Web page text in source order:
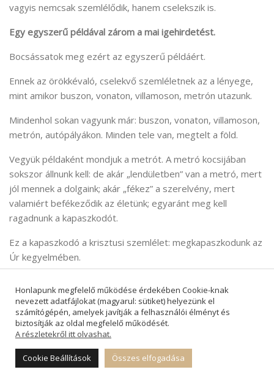
vagyis nemcsak szemlélődik, hanem cselekszik is.
Egy egyszerű példával zárom a mai igehirdetést.
Bocsássatok meg ezért az egyszerű példáért.
Ennek az örökkévaló, cselekvő szemléletnek az a lényege,
mint amikor buszon, vonaton, villamoson, metrón utazunk.
Mindenhol sokan vagyunk már: buszon, vonaton, villamoson,
metrón, autópályákon. Minden tele van, megtelt a föld.
Vegyük példaként mondjuk a metrót. A metró kocsijában
sokszor állnunk kell: de akár „lendületben” van a metró, mert
jól mennek a dolgaink; akár „fékez” a szerelvény, mert
valamiért befékeződik az életünk; egyaránt meg kell
ragadnunk a kapaszkodót.
Ez a kapaszkodó a krisztusi szemlélet: megkapaszkodunk az
Úr kegyelmében.
aki Jézus Krisztus keze által megragadott bennünket (Filippi
3,12), és ez a kéz soha nem engedi el a miénket. Az Úr
szeretetétől senki és semmi el nem választhat minket
(Róma 8,38–39).
Áldott legyen ezért a mindenható Isten!
Honlapunk megfelelő működése érdekében Cookie-knak
nevezett adatfájlokat (magyarul: sütiket) helyezünk el
számítógépén, amelyek javítják a felhasználói élményt és
biztosítják az oldal megfelelő működését.
A részletekről itt olvashat.
Cookie Beállítások Összes elfogadása